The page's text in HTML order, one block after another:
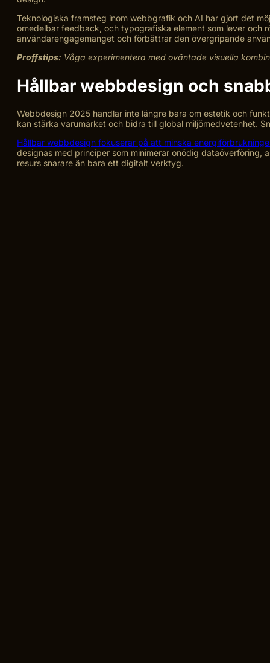
Teknologiska framsteg inom webbgrafik och AI har gjort det
omedelbar feedback, och typografiska element som lever och
användarengagemanget och förbättrar den övergripande
Proffstips: Våga experimentera med oväntade visuella
Hållbar webbdesign och
Webbdesign 2025 handlar inte längre bara om estetik och
kan stärka varumärket och bidra till global miljömedvetenhet.
Hållbar webbdesign fokuserar på att minska
designas med principer som minimerar onödig dataöverföring,
resurs snarare än bara ett digitalt verktyg.